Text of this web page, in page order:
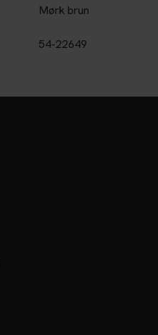
Mørk brun
54-22649